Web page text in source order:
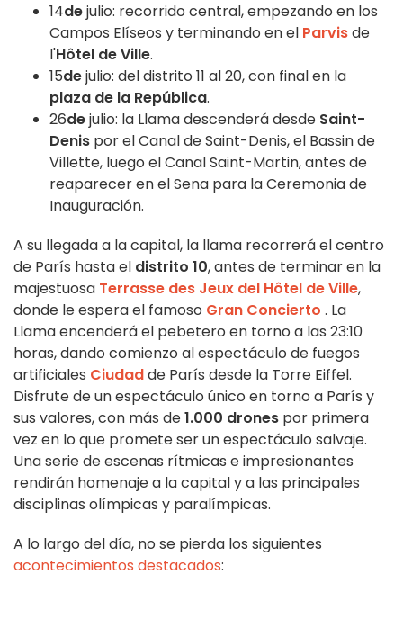
14dejulio: recorrido central, empezando en los
Campos Elíseos y terminando en el Parvisde
l'Hôtel de Ville.
15dejulio: del distrito 11 al 20, con final en la
plaza de la República.
26dejulio: la Llama descenderá desde Saint-
Denis por el Canal de Saint-Denis, el Bassin de
Villette, luego el Canal Saint-Martin, antes de
reaparecer en el Sena para la Ceremonia de
Inauguración.
A su llegada a la capital, la llama recorrerá el centro
de París hasta el distrito 10, antes de terminar en la
majestuosa Terrasse des Jeux del Hôtel de Ville,
donde le espera el famoso Gran Concierto . La
Llama encenderá el pebetero en torno a las 23:10
horas, dando comienzo al espectáculo de fuegos
artificiales Ciudadde París desde la Torre Eiffel.
Disfrute de un espectáculo único en torno a París y
sus valores, con más de1.000 drones por primera
vez en lo que promete ser un espectáculo salvaje.
Una serie de escenas rítmicas e impresionantes
rendirán homenaje a la capital y a las principales
disciplinas olímpicas y paralímpicas.
A lo largo del día, no se pierda los siguientes
acontecimientos destacados: